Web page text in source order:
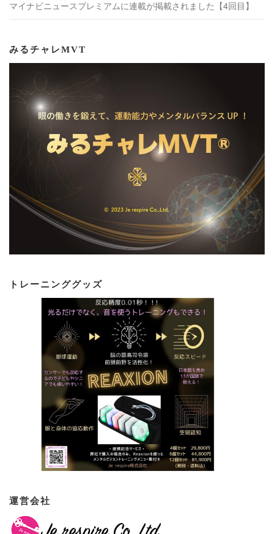
マイナビニュースプレミアムに連載が掲載されました【4回目】
みるチャレMVT
トレーニンググッズ
運営会社